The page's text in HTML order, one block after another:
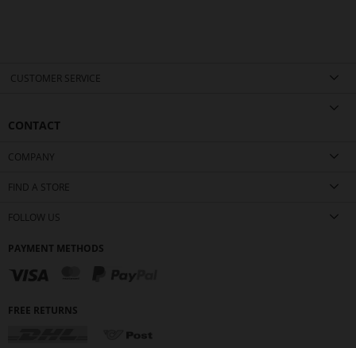
CUSTOMER SERVICE
CONTACT
COMPANY
FIND A STORE
FOLLOW US
PAYMENT METHODS
FREE RETURNS